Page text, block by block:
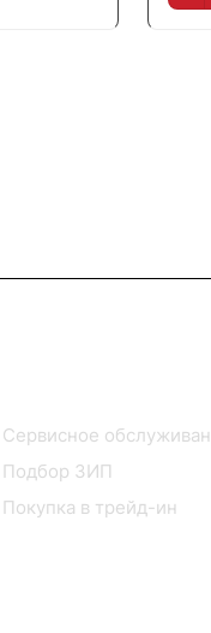
Сервисное
Подбор ЗИП
Покупка в трейд-ин